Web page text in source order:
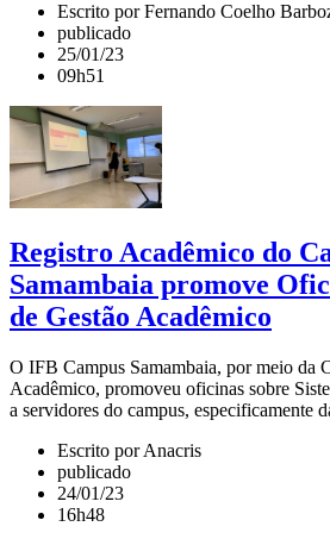
Escrito por Fernando Coelho
publicado
25/01/23
09h51
Registro Acadêmico do
Samambaia promove
de Gestão Acadêmico
O IFB Campus Samambaia, por meio da
Acadêmico, promoveu oficinas sobre
a servidores do campus, especificamente
Escrito por Anacris
publicado
24/01/23
16h48